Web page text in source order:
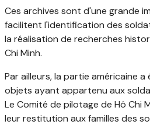
Ces archives sont d'une grande
facilitent l'identification des
la réalisation de recherches
Chi Minh.
Par ailleurs, la partie américaine
objets ayant appartenu aux
Le Comité de pilotage de Hô Chi
leur restitution aux familles des